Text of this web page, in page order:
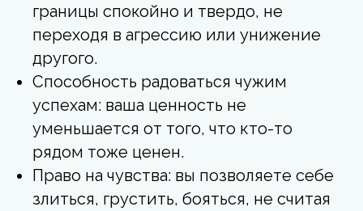
границы спокойно и твердо, не
переходя в агрессию или унижение
другого.
Способность радоваться чужим
успехам: ваша ценность не
уменьшается от того, что кто-то
рядом тоже ценен.
Право на чувства: вы позволяете себе
злиться, грустить, бояться, не считая